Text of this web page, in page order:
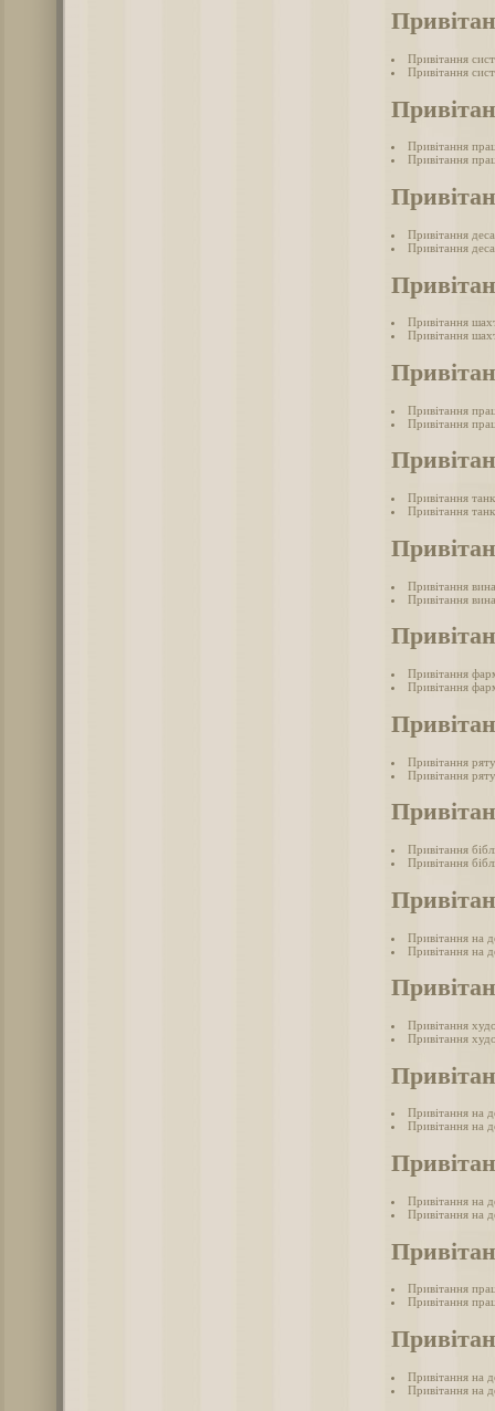
Привітання
Привітання
Привітання
Привітання
Привітання
Привітання
Привітання
Привітання
Привітання
Привітання
Привітання
Привітання
Привітання
Привітання
Привітання
Привітання
Привітання
Привітання
Привітання
Привітання
Привітання на
Привітання на
Привітання
Привітання
Привітання на
Привітання на
Привітання на
Привітання на
Привітання
Привітання
Привітання на
Привітання на